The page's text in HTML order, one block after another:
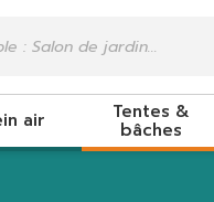
air Tentes &
bâches